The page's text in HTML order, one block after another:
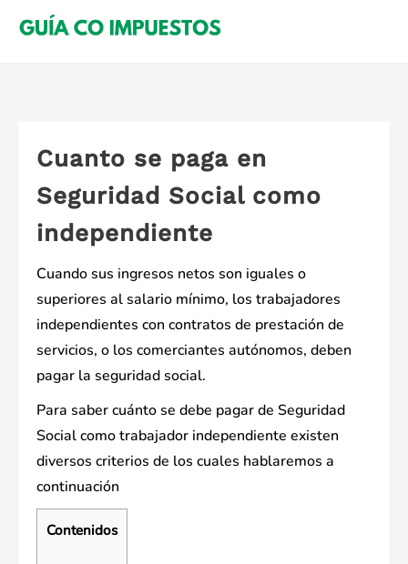
Cuanto se paga en
Seguridad Social como
independiente
Cuando sus ingresos netos son iguales o
superiores al salario mínimo, los trabajadores
independientes con contratos de prestación de
servicios, o los comerciantes autónomos, deben
pagar la seguridad social.
Para saber cuánto se debe pagar de Seguridad
Social como trabajador independiente existen
diversos criterios de los cuales hablaremos a
continuación
Contenidos